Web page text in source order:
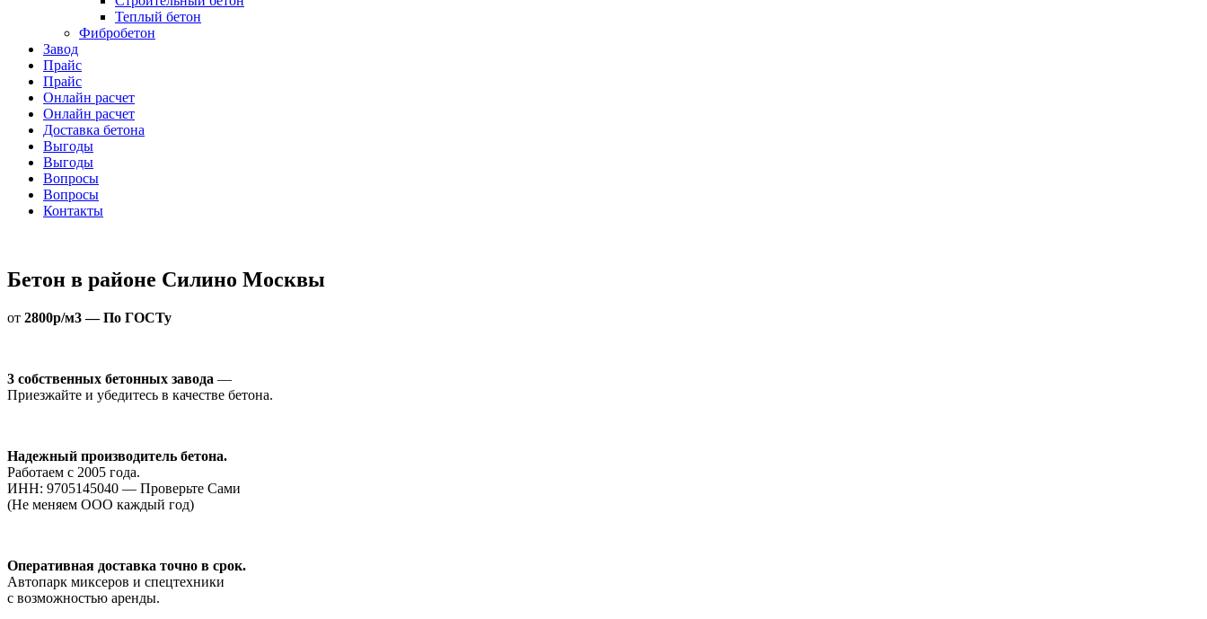
Теплый бетон
Фибробетон
Завод
Прайс
Прайс
Онлайн расчет
Онлайн расчет
Доставка бетона
Выгоды
Выгоды
Вопросы
Вопросы
Контакты
Бетон в районе Силино Москвы
от 2800р/м3 — По ГОСТу
3 собственных бетонных завода —
Приезжайте и убедитесь в качестве бетона.
Надежный производитель бетона.
Работаем с 2005 года.
ИНН: 9705145040 — Проверьте Сами
(Не меняем ООО каждый год)
Оперативная доставка точно в срок.
Автопарк миксеров и спецтехники
с возможностью аренды.